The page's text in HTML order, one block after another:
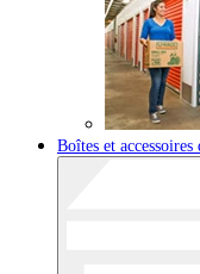
Boîtes et accessoires